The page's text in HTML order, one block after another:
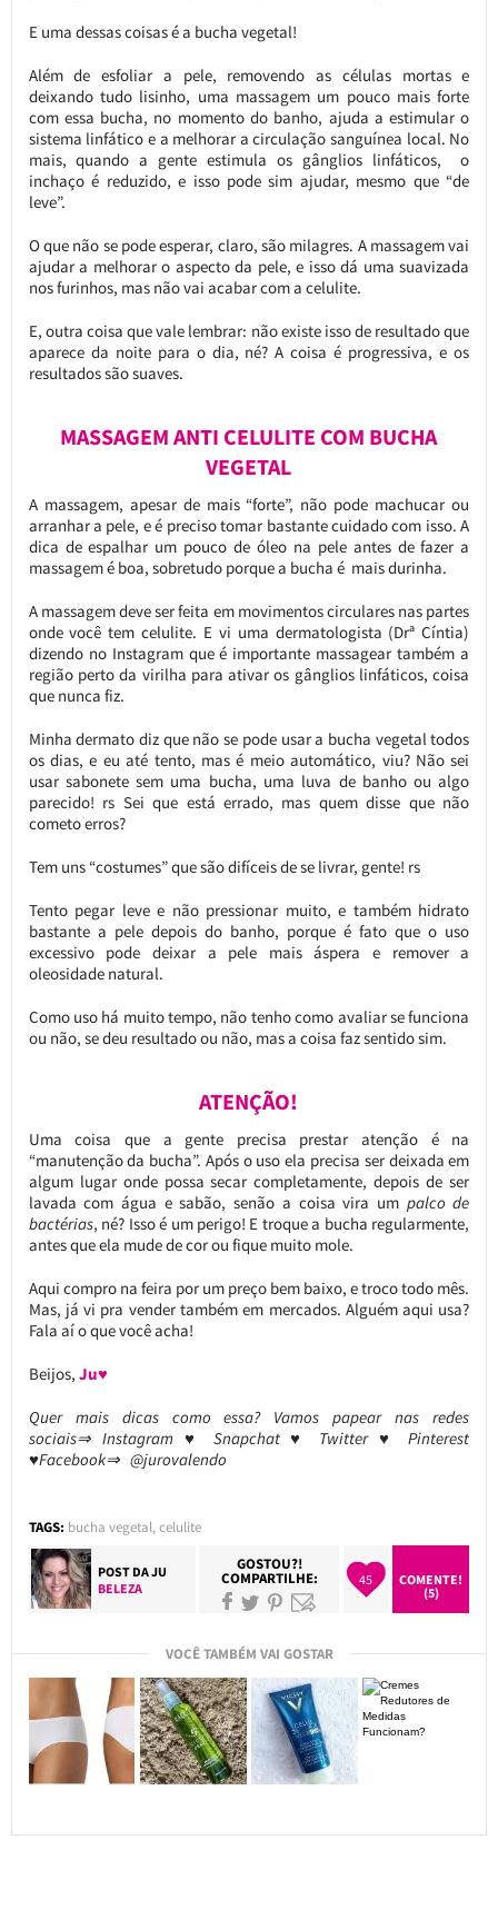
E uma dessas coisas é a bucha vegetal!
Além de esfoliar a pele, removendo as células mortas e
deixando tudo lisinho, uma massagem um pouco mais forte
com essa bucha, no momento do banho, ajuda a estimular o
sistema linfático e a melhorar a circulação sanguínea local. No
mais, quando a gente estimula os gânglios linfáticos, o
inchaço é reduzido, e isso pode sim ajudar, mesmo que “de
leve”.
O que não se pode esperar, claro, são milagres. A massagem vai
ajudar a melhorar o aspecto da pele, e isso dá uma suavizada
nos furinhos, mas não vai acabar com a celulite.
E, outra coisa que vale lembrar: não existe isso de resultado que
aparece da noite para o dia, né? A coisa é progressiva, e os
resultados são suaves.
MASSAGEM ANTI CELULITE COM BUCHA
VEGETAL
A massagem, apesar de mais “forte”, não pode machucar ou
arranhar a pele, e é preciso tomar bastante cuidado com isso. A
dica de espalhar um pouco de óleo na pele antes de fazer a
massagem é boa, sobretudo porque a bucha é mais durinha.
A massagem deve ser feita em movimentos circulares nas partes
onde você tem celulite. E vi uma dermatologista (Drª Cíntia)
dizendo no Instagram que é importante massagear também a
região perto da virilha para ativar os gânglios linfáticos, coisa
que nunca fiz.
Minha dermato diz que não se pode usar a bucha vegetal todos
os dias, e eu até tento, mas é meio automático, viu? Não sei
usar sabonete sem uma bucha, uma luva de banho ou algo
parecido! rs Sei que está errado, mas quem disse que não
cometo erros?
Tem uns “costumes” que são difíceis de se livrar, gente! rs
Tento pegar leve e não pressionar muito, e também hidrato
bastante a pele depois do banho, porque é fato que o uso
excessivo pode deixar a pele mais áspera e remover a
oleosidade natural.
Como uso há muito tempo, não tenho como avaliar se funciona
ou não, se deu resultado ou não, mas a coisa faz sentido sim.
ATENÇÃO!
Uma coisa que a gente precisa prestar atenção é na
“manutenção da bucha”. Após o uso ela precisa ser deixada em
algum lugar onde possa secar completamente, depois de ser
lavada com água e sabão, senão a coisa vira um palco de
bactérias, né? Isso é um perigo! E troque a bucha regularmente,
antes que ela mude de cor ou fique muito mole.
Aqui compro na feira por um preço bem baixo, e troco todo mês.
Mas, já vi pra vender também em mercados. Alguém aqui usa?
Fala aí o que você acha!
Beijos, Ju♥
Quer mais dicas como essa? Vamos papear nas redes
sociais⇒ Instagram ♥ Snapchat ♥ Twitter ♥ Pinterest
♥Facebook⇒ @jurovalendo
TAGS: bucha vegetal,celulite
POST DAJU
BELEZA
GOSTOU?!
COMPARTILHE: 45
COMENTE!
(5)
VOCÊ TAMBÉM VAI GOSTAR